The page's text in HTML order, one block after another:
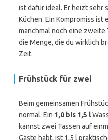
ist dafür ideal. Er heizt sehr
Küchen. Ein Kompromiss ist
manchmal noch eine zweite
die Menge, die du wirklich
Zeit.
Frühstück für zwei
Beim gemeinsamen
normal. Ein 1,0 bis 1,5 l
kannst zwei Tassen auf
Gäste habt, ist 1,5 l